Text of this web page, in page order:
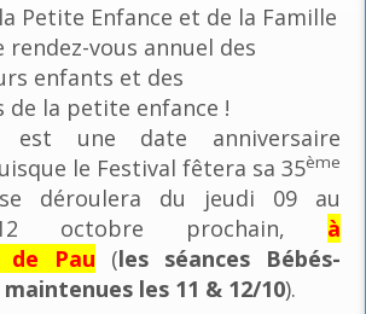
Petite Enfance et de la Famille
rendez-vous annuel des
enfants et des
de la petite enfance !
est une date anniversaire
le Festival fêtera sa 35ème
déroulera du jeudi 09 au
octobre prochain, à
de Pau (les séances Bébés-
les 11 & 12/10).